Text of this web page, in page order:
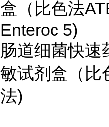
盒（比色法
Enteroc 5)
肠道细菌快速
敏试剂盒（比
法)